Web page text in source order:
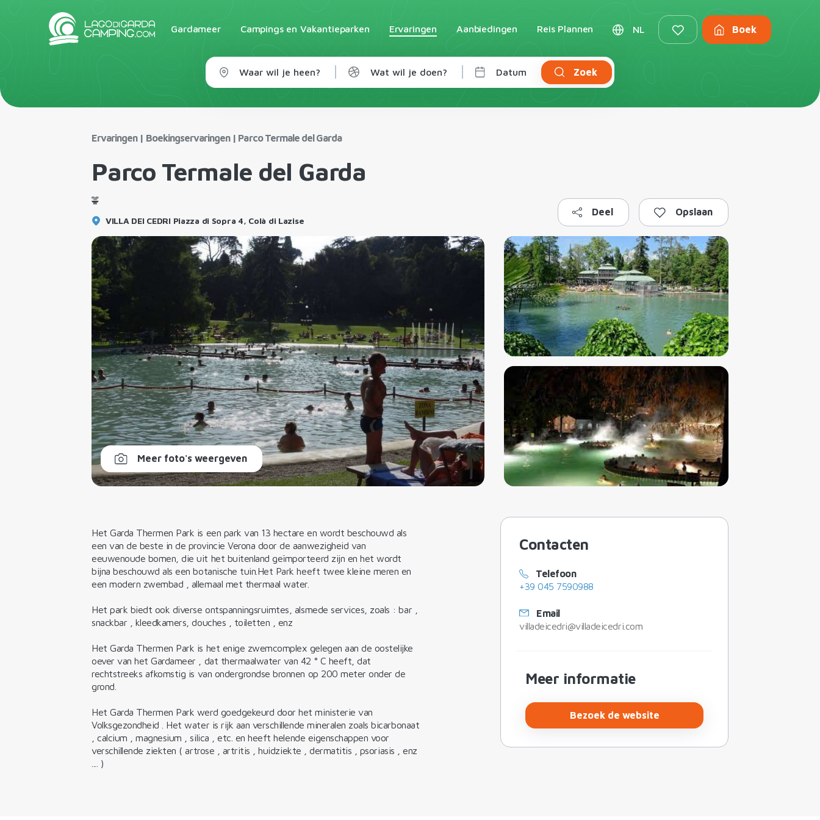
Gardameer Campings en Vakantieparken Ervaringen Aanbiedingen Reis Plannen NL Boek
Waar wil je heen? Wat wil je doen? Datum Zoek
Ervaringen| Boekingservaringen| Parco Termale del Garda
Parco Termale del Garda
VILLA DEI CEDRI Piazza di Sopra 4, Colà di Lazise
Deel Opslaan
Meer foto's weergeven
Het Garda Thermen Park is een park van 13 hectare en wordt beschouwd als
een van de beste in de provincie Verona door de aanwezigheid van
eeuwenoude bomen, die uit het buitenland geïmporteerd zijn en het wordt
bijna beschouwd als een botanische tuin.Het Park heeft twee kleine meren en
een modern zwembad , allemaal met thermaal water.
Het park biedt ook diverse ontspanningsruimtes, alsmede services, zoals : bar ,
snackbar , kleedkamers, douches , toiletten , enz
Het Garda Thermen Park is het enige zwemcomplex gelegen aan de oostelijke
oever van het Gardameer , dat thermaalwater van 42 ° C heeft, dat
rechtstreeks afkomstig is van ondergrondse bronnen op 200 meter onder de
grond.
Het Garda Thermen Park werd goedgekeurd door het ministerie van
Volksgezondheid . Het water is rijk aan verschillende mineralen zoals bicarbonaat
, calcium , magnesium , silica , etc. en heeft helende eigenschappen voor
verschillende ziekten ( artrose , artritis , huidziekte , dermatitis , psoriasis , enz
.... )
Contacten
Telefoon
+39 045 7590988
Email
villadeicedri@villadeicedri.com
Meer informatie
Bezoek de website